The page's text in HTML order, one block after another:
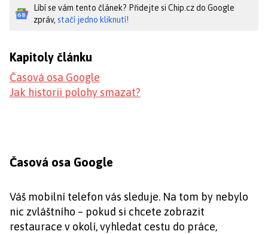
Líbí se vám tento článek? Přidejte si Chip.cz do Google
zpráv, stačí jedno kliknutí!
Kapitoly článku
Časová osa Google
Jak historii polohy smazat?
Časová osa Google
Váš mobilní telefon vás sleduje. Na tom by nebylo
nic zvláštního – pokud si chcete zobrazit
restaurace v okolí, vyhledat cestu do práce,